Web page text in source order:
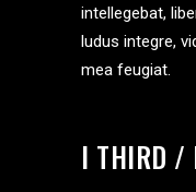
intellegebat,
ludus integre,
mea feugiat.
I THIRD /